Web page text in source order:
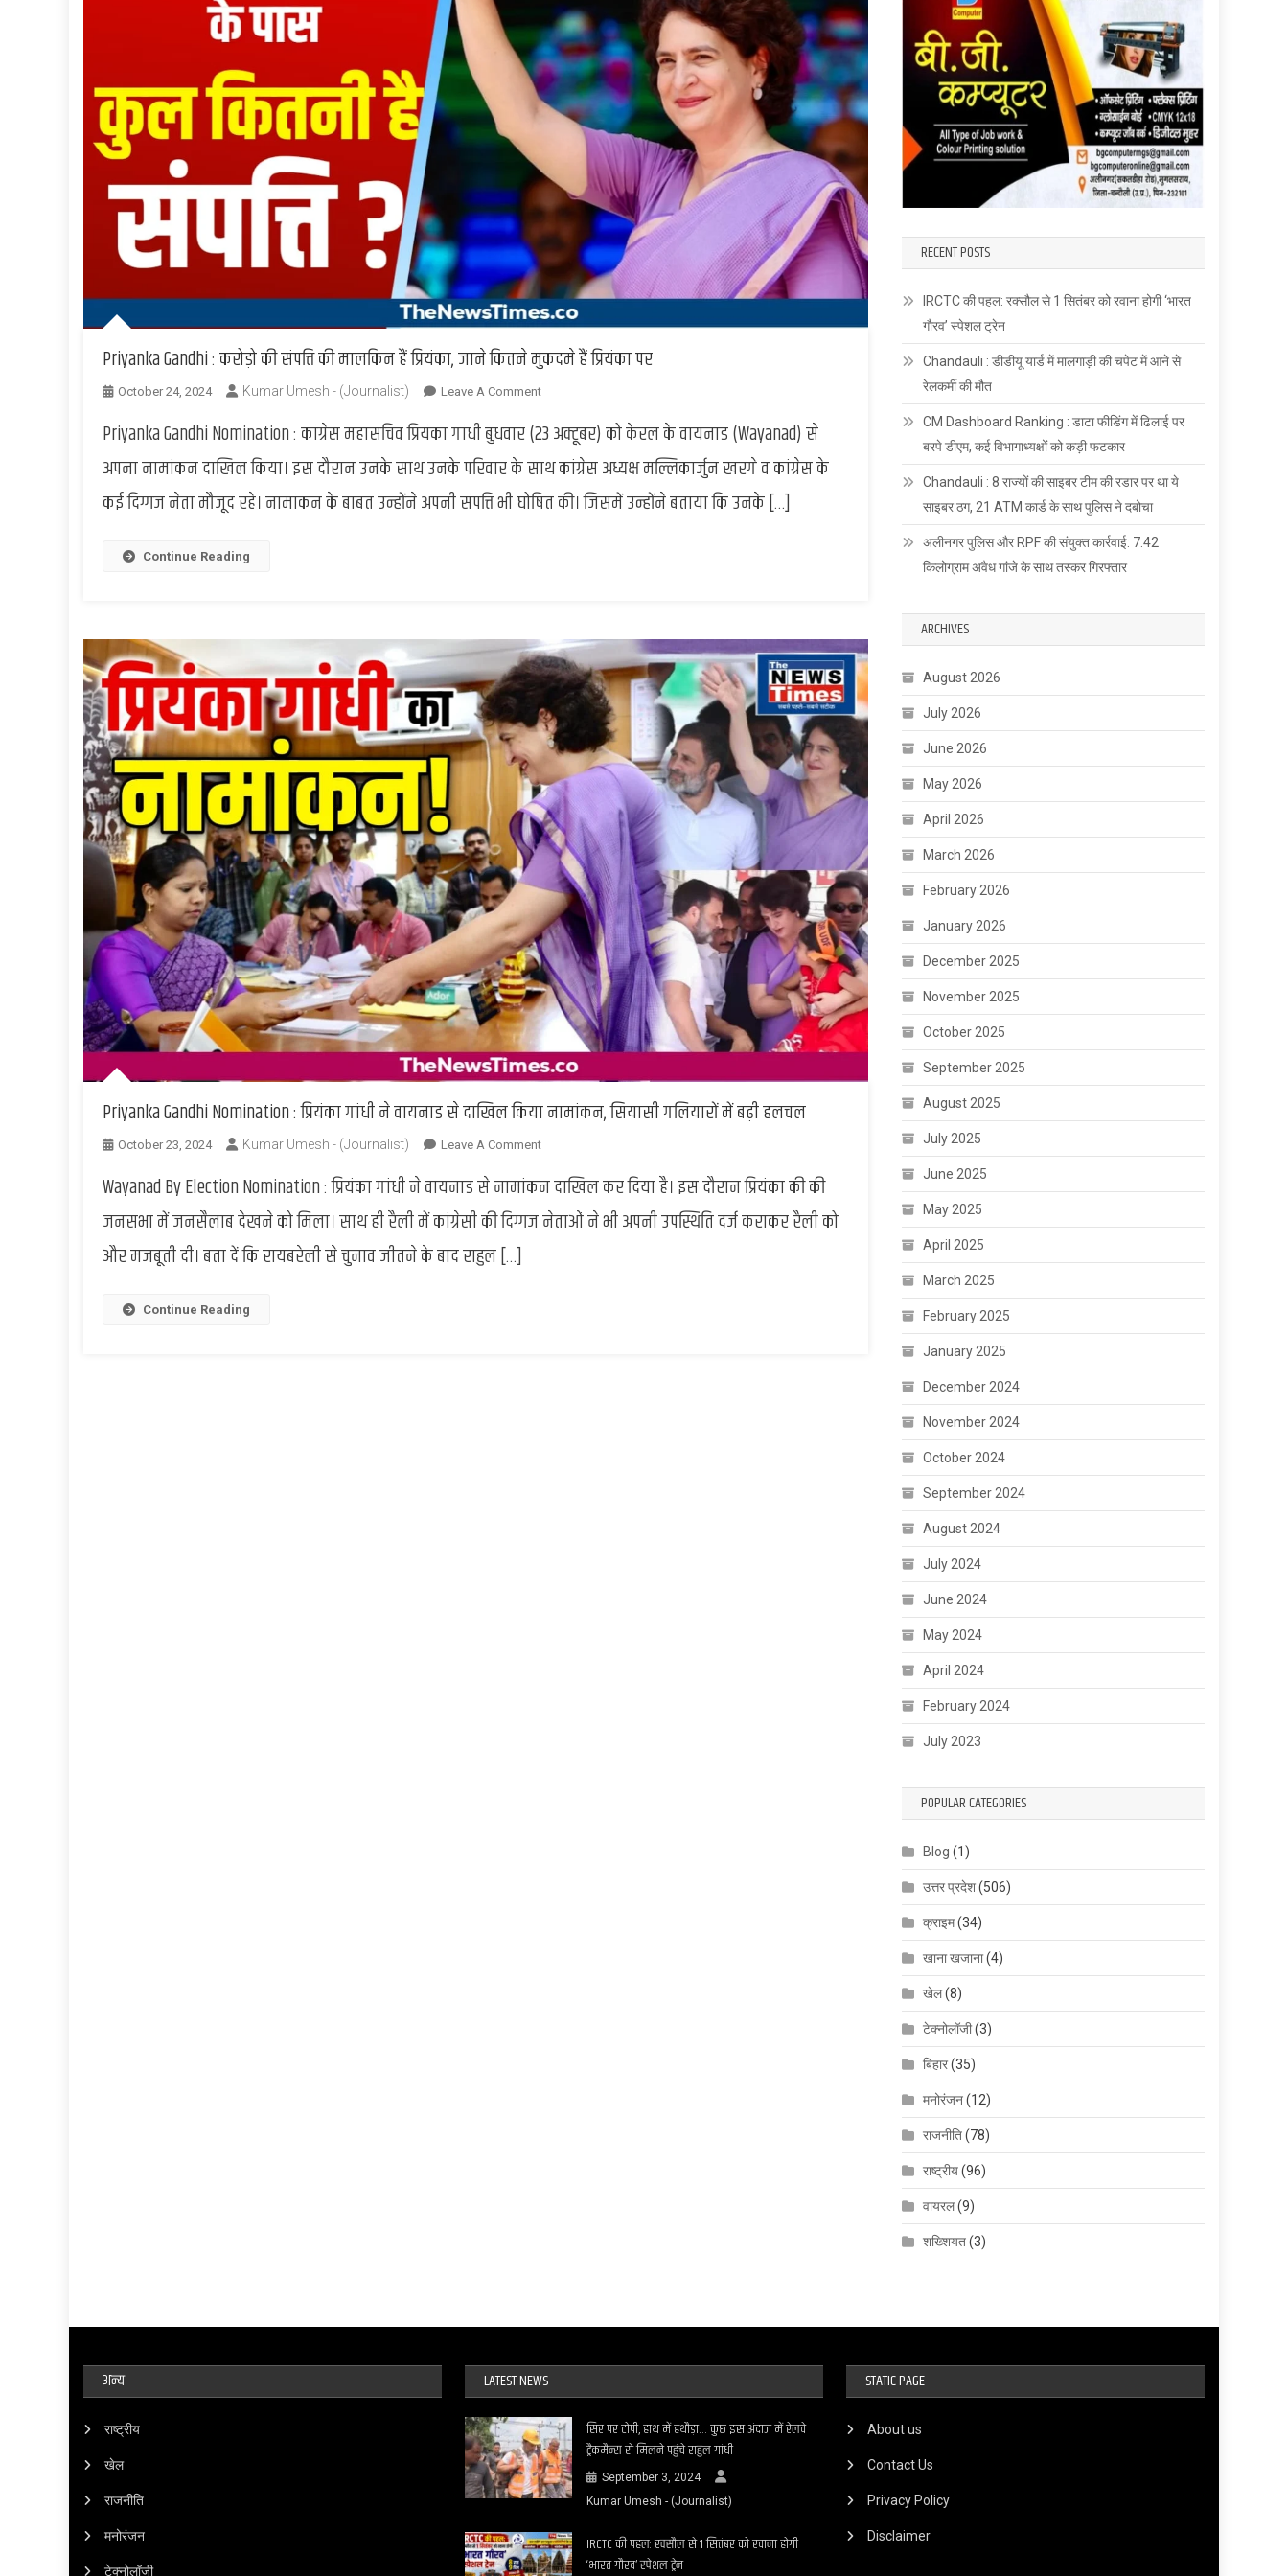
Priyanka Gandhi : करोड़ो की संपत्ति की मालकिन हैं प्रियंका, जाने कितने मुकदमे हैं प्रियंका पर
October 24, 2024 Kumar Umesh - (Journalist) Leave A CommentOn
Gandhi
करोड़ो
की
कितने
मुकदमे
प्रियंका
पर
Priyanka Gandhi Nomination : कांग्रेस महासचिव प्रियंका गांधी बुधवार (23 अक्टूबर) को केरल के वायनाड (Wayanad) से
अपना नामांकन दाखिल किया। इस दौरान उनके साथ उनके परिवार के साथ कांग्रेस अध्यक्ष मल्लिकार्जुन खरगे व कांग्रेस के
कई दिग्गज नेता मौजूद रहे। नामांकन के बाबत उन्होंने अपनी संपत्ति भी घोषित की। जिसमें उन्होंने बताया कि उनके […]
Continue Reading
Priyanka Gandhi Nomination : प्रियंका गांधी ने वायनाड से दाखिल किया नामांकन, सियासी गलियारों में बढ़ी हलचल
October 23, 2024 Kumar Umesh - (Journalist) Leave A CommentOn
Gandhi
Nomination
Wayanad By Election Nomination : प्रियंका गांधी ने वायनाड से नामांकन दाखिल कर दिया है। इस दौरान प्रियंका की की
जनसभा में जनसैलाब देखने को मिला। साथ ही रैली में कांग्रेसी की दिग्गज नेताओं ने भी अपनी उपस्थिति दर्ज कराकर रैली को
और मजबूती दी। बता दें कि रायबरेली से चुनाव जीतने के बाद राहुल […]
Continue Reading
RECENT POSTS
IRCTC की पहल: रक्सौल से 1 सितंबर को रवाना होगी ‘भारत
गौरव’ स्पेशल ट्रेन
Chandauli : डीडीयू यार्ड में मालगाड़ी की चपेट में आने से
रेलकर्मी की मौत
CM Dashboard Ranking : डाटा फीडिंग में ढिलाई पर
बरपे डीएम, कई विभागाध्यक्षों को कड़ी फटकार
Chandauli : 8 राज्यों की साइबर टीम की रडार पर था ये
साइबर ठग, 21 ATM कार्ड के साथ पुलिस ने दबोचा
अलीनगर पुलिस और RPF की संयुक्त कार्रवाई: 7.42
किलोग्राम अवैध गांजे के साथ तस्कर गिरफ्तार
ARCHIVES
August 2026
July 2026
June 2026
May 2026
April 2026
March 2026
February 2026
January 2026
December 2025
November 2025
October 2025
September 2025
August 2025
July 2025
June 2025
May 2025
April 2025
March 2025
February 2025
January 2025
December 2024
November 2024
October 2024
September 2024
August 2024
July 2024
June 2024
May 2024
April 2024
February 2024
July 2023
POPULAR CATEGORIES
Blog (1)
उत्तर प्रदेश(506)
क्राइम(34)
खाना खजाना(4)
खेल(8)
टेक्नोलॉजी(3)
बिहार(35)
मनोरंजन(12)
राजनीति(78)
राष्ट्रीय(96)
वायरल(9)
शख्शियत(3)
अन्य
राष्ट्रीय
खेल
राजनीति
मनोरंजन
टेक्नोलॉजी
LATEST NEWS
सिर पर टोपी, हाथ में हथौड़ा… कुछ इस अंदाज में रेलवे
ट्रैकमैन्स से मिलने पहुंचे राहुल गांधी
September 3, 2024
Kumar Umesh - (Journalist)
IRCTC की पहल: रक्सौल से 1 सितंबर को रवाना होगी
‘भारत गौरव’ स्पेशल ट्रेन
STATIC PAGE
About us
Contact Us
Privacy Policy
Disclaimer